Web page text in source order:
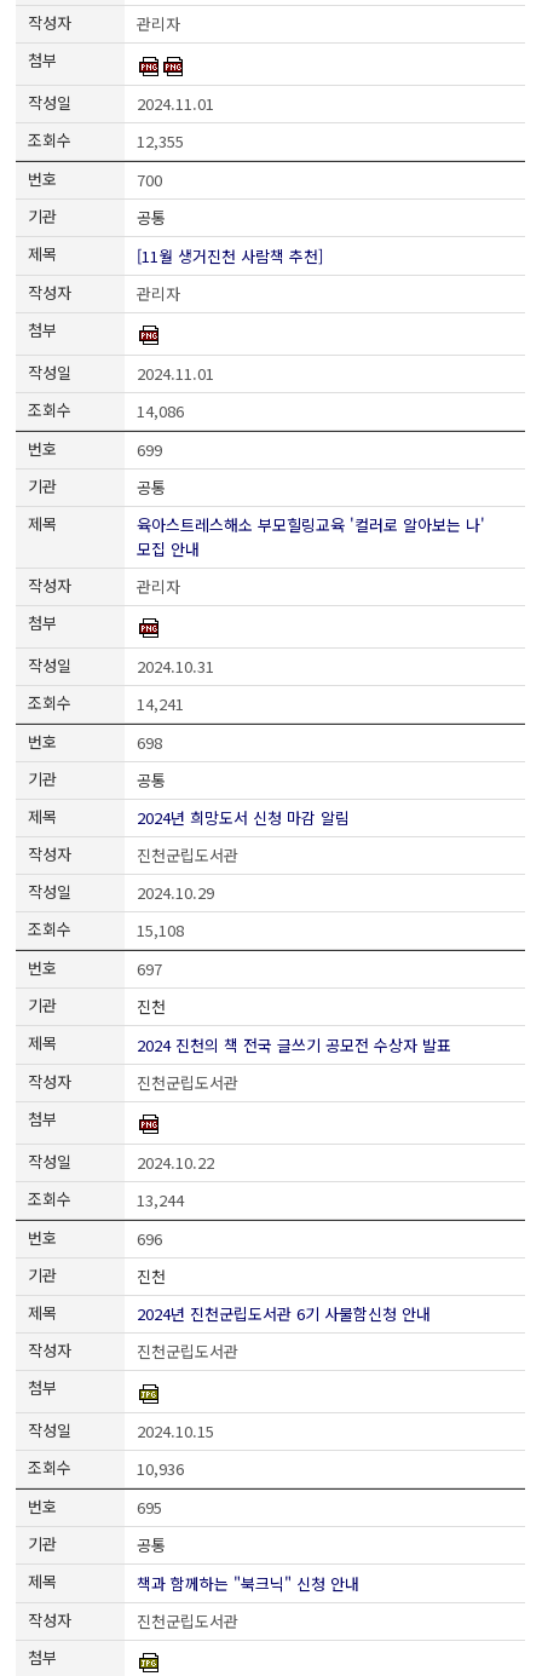
관리자
2024.11.01
12,355
700
공통
[11월 생거진천 사람책 추천]
관리자
2024.11.01
14,086
699
공통
육아스트레스해소 부모힐링교육 '컬러로 알아보는 나'
모집 안내
관리자
2024.10.31
14,241
698
공통
2024년 희망도서 신청 마감 알림
진천군립도서관
2024.10.29
15,108
697
진천
2024 진천의 책 전국 글쓰기 공모전 수상자 발표
진천군립도서관
2024.10.22
13,244
696
진천
2024년 진천군립도서관 6기 사물함신청 안내
진천군립도서관
2024.10.15
10,936
695
공통
책과 함께하는 "북크닉" 신청 안내
진천군립도서관